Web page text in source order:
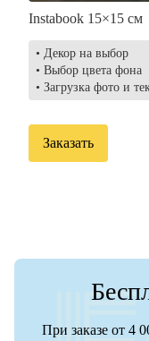
Instabook 15×15 см
• Декор на выбор
• Выбор цвета фона
• Загрузка фото и
Заказать
При заказе от 4